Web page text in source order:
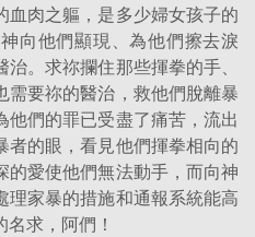
血肉之軀，是多少婦女孩子的
向他們顯現、為他們擦去淚
。求祢攔住那些揮拳的手、
要祢的醫治，救他們脫離暴
們的罪已受盡了痛苦，流出
者的眼，看見他們揮拳相向的
的愛使他們無法動手，而向神
家暴的措施和通報系統能高
求，阿們！